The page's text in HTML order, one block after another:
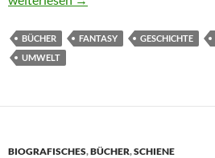
BÜCHER FANTASY GESCHICHTE
UMWELT
BIOGRAFISCHES,BÜCHER,SCHIENE